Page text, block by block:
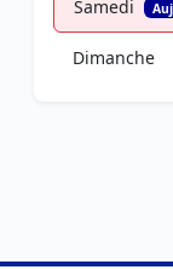
Samedi
Dimanche